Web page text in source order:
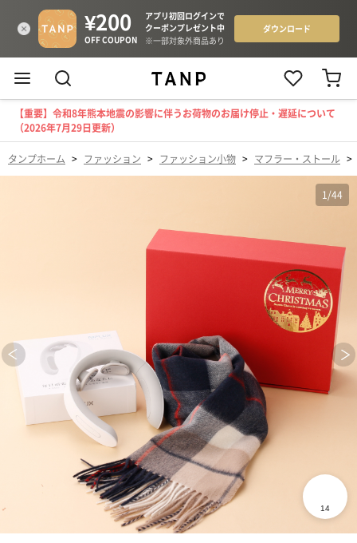
【重要】令和8年熊本地震の影響に伴うお荷物のお届け停止・遅延について
（2026年7月29日更新）
タンプホーム > ファッション > ファッション小物 > マフラー・ストール >
1 /44